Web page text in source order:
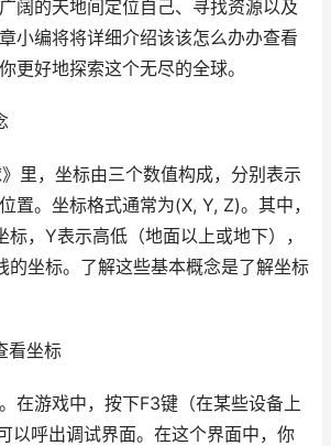
阔的天地间定位自己、寻找资源以及
小编将将详细介绍该该怎么办办查看
更好地探索这个无尽的全球。
里，坐标由三个数值构成，分别表示
置。坐标格式通常为(X, Y, Z)。其中，
标，Y表示高低（地面以上或地下），
的坐标。了解这些基本概念是了解坐标
看坐标
在游戏中，按下F3键（在某些设备上
以呼出调试界面。在这个界面中，你